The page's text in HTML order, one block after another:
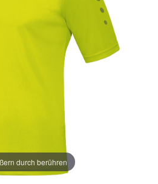
durch berühren